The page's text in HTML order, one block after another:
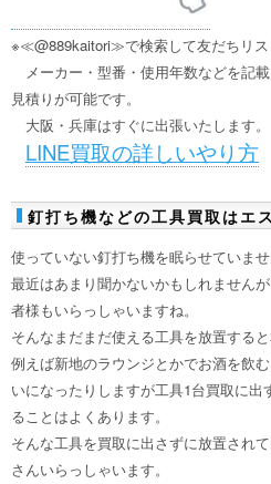
※≪@889kaitori≫で検索して友だちリ
メーカー・型番・使用年数などを記
見積りが可能です。
大阪・兵庫はすぐに出張いたします。
LINE買取の詳しいやり方
釘打ち機などの工具買取はエ
使っていない釘打ち機を眠らせていま
最近はあまり聞かないかもしれません
者様もいらっしゃいますね。
そんなまだまだ使える工具を放置する
例えば新地のラウンジとかでお酒を飲
いになったりしますが工具1台買取に
ることはよくあります。
そんな工具を買取に出さずに放置され
さんいらっしゃいます。